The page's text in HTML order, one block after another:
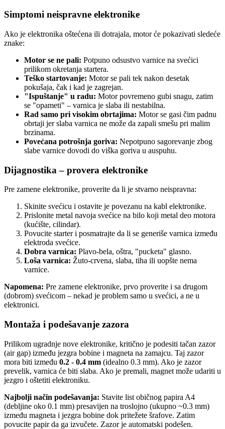
Simptomi neispravne elektronike
Ako je elektronika oštećena ili dotrajala, motor će pokazivati sledeće
znake:
Motor se ne pali: Potpuno odsustvo varnice na svećici
prilikom okretanja startera.
Teško startovanje: Motor se pali tek nakon desetak
pokušaja, čak i kad je zagrejan.
"Ispuštanje" u radu: Motor povremeno gubi snagu, zatim
se "opameti" – varnica je slaba ili nestabilna.
Rad samo pri visokim obrtajima: Motor se gasi čim padnu
obrtaji jer slaba varnica ne može da zapali smešu pri malim
brzinama.
Povećana potrošnja goriva: Nepotpuno sagorevanje zbog
slabe varnice dovodi do viška goriva u auspuhu.
Dijagnostika – provera elektronike
Pre zamene elektronike, proverite da li je stvarno neispravna:
Skinite svećicu i ostavite je povezanu na kabl elektronike.
Prislonite metal navoja svećice na bilo koji metal deo motora
(kućište, cilindar).
Povucite starter i posmatrajte da li se generiše varnica između
elektroda svećice.
Dobra varnica: Plavo-bela, oštra, "pucketa" glasno.
Loša varnica: Žuto-crvena, slaba, tiha ili uopšte nema
varnice.
Napomena: Pre zamene elektronike, prvo proverite i sa drugom
(dobrom) svećicom – nekad je problem samo u svećici, a ne u
elektronici.
Montaža i podešavanje zazora
Prilikom ugradnje nove elektronike, kritično je podesiti tačan zazor
(air gap) između jezgra bobine i magneta na zamajcu. Taj zazor
mora biti između 0.2 - 0.4 mm (idealno 0.3 mm). Ako je zazor
prevelik, varnica će biti slaba. Ako je premali, magnet može udariti u
jezgro i oštetiti elektroniku.
Najbolji način podešavanja: Stavite list običnog papira A4
(debljine oko 0.1 mm) presavijen na troslojno (ukupno ~0.3 mm)
između magneta i jezgra bobine dok pritežete šrafove. Zatim
povucite papir da ga izvučete. Zazor je automatski podešen.